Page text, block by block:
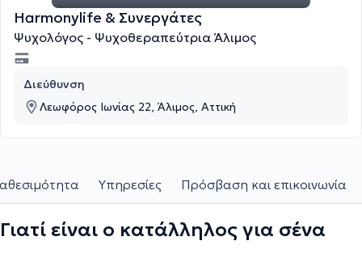
Harmonylife & Συνεργάτες
Ψυχολόγος - Ψυχοθεραπεύτρια Άλιμος
Διεύθυνση
Λεωφόρος Ιωνίας 22, Άλιμος, Αττική
Υπηρεσίες Πρόσβαση και επικοινωνία
Γιατί είναι ο κατάλληλος για σένα